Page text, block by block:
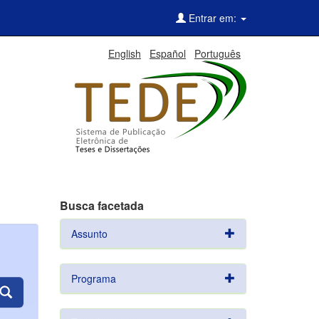
Entrar em:
English Español Português
Busca facetada
Assunto
Programa